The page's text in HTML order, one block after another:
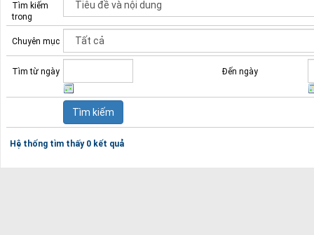
Tìm kiếm
trong
Chuyên mục
Tìm từ ngày Đến ngày
Hệ thống tìm thấy 0 kết quả